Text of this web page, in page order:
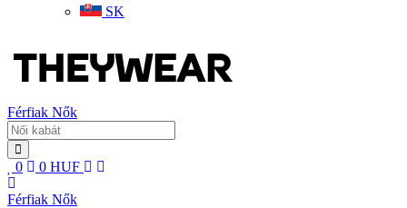
SK
Férfiak Nők
0 0 HUF
Férfiak Nők